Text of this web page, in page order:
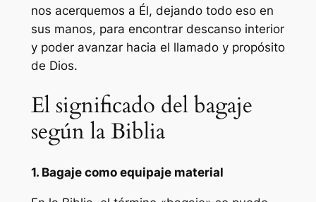
nos acerquemos a Él, dejando todo eso en
sus manos, para encontrar descanso interior
y poder avanzar hacia el llamado y propósito
de Dios.
El significado del bagaje
según la Biblia
1. Bagaje como equipaje material